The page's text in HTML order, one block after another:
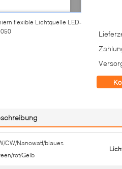
flexible Lichtquelle LED-
CW/Nanowatt/blaues
rot/Gelb